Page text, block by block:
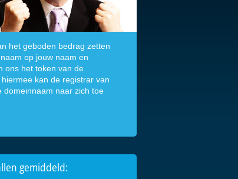
het geboden bedrag zetten
op jouw naam en
ons het token van de
kan de registrar van
domeinnaam naar zich toe
gemiddeld: